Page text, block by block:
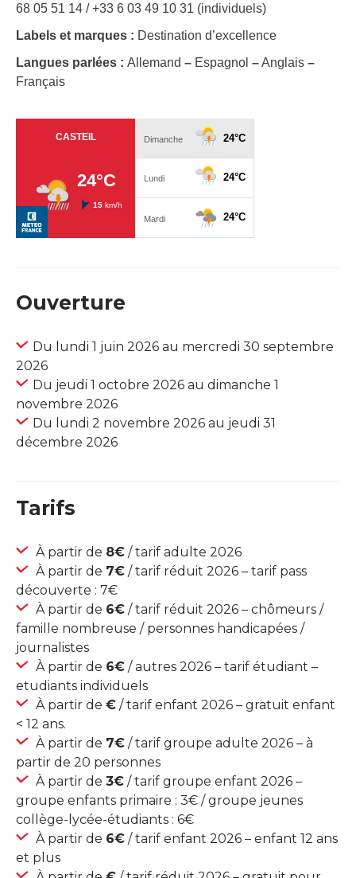
68 05 51 14 / +33 6 03 49 10 31 (individuels)
Labels et marques : Destination d’excellence
Langues parlées : Allemand – Espagnol –Anglais –
Français
Ouverture
Du lundi 1 juin 2026 au mercredi 30 septembre
2026
Du jeudi 1 octobre 2026 au dimanche 1
novembre 2026
Du lundi 2 novembre 2026 au jeudi 31
décembre 2026
Tarifs
À partir de 8€ / tarif adulte 2026
À partir de 7€ / tarif réduit 2026 – tarif pass
découverte : 7€
À partir de 6€ / tarif réduit 2026 – chômeurs /
famille nombreuse / personnes handicapées /
journalistes
À partir de 6€ / autres 2026 – tarif étudiant –
etudiants individuels
À partir de € / tarif enfant 2026 – gratuit enfant
< 12 ans.
À partir de 7€ / tarif groupe adulte 2026 – à
partir de 20 personnes
À partir de 3€ / tarif groupe enfant 2026 –
groupe enfants primaire : 3€ / groupe jeunes
collège-lycée-étudiants : 6€
À partir de 6€ / tarif enfant 2026 – enfant 12 ans
et plus